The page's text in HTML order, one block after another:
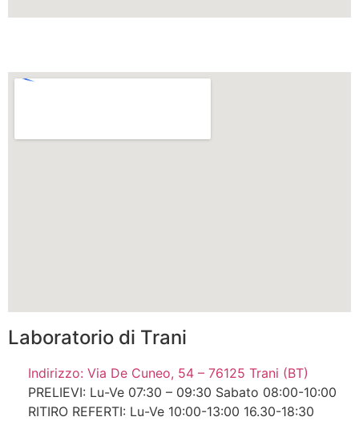
Laboratorio di Trani
Indirizzo: Via De Cuneo, 54 – 76125 Trani (BT)
PRELIEVI: Lu-Ve 07:30 – 09:30 Sabato 08:00-10:00
RITIRO REFERTI: Lu-Ve 10:00-13:00 16.30-18:30